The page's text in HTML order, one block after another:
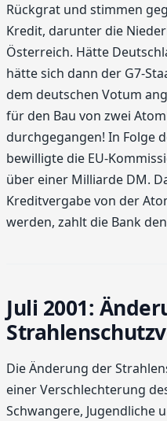
Rückgrat und stimmen
Kredit, darunter die
Österreich. Hätte
hätte sich dann der G7-
dem deutschen Votum
für den Bau von zwei
durchgegangen! In Folge
bewilligte die EU-
über einer Milliarde DM.
Kreditvergabe von der
werden, zahlt die Bank
Juli 2001:
Die Änderung der
einer Verschlechterung
Schwangere, Jugendliche